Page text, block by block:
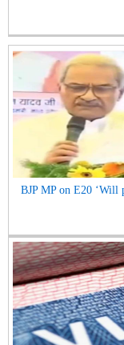
BJP MP on E20 ‘Will